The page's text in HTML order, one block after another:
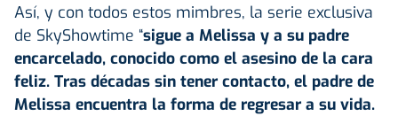
Así, y con todos estos mimbres, la serie exclusiva
de SkyShowtime “sigue a Melissa y a su padre
encarcelado, conocido como el asesino de la cara
feliz. Tras décadas sin tener contacto, el padre de
Melissa encuentra la forma de regresar a su vida.